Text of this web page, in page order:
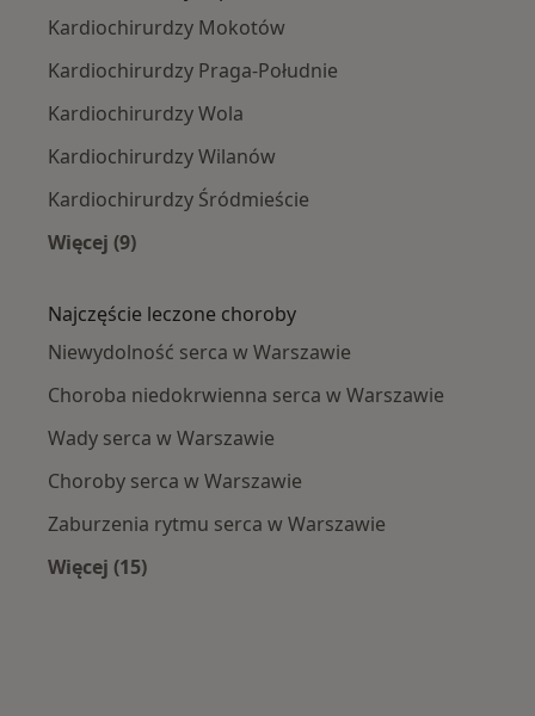
Kardiochirurdzy Mokotów
Kardiochirurdzy Praga-Południe
Kardiochirurdzy Wola
Kardiochirurdzy Wilanów
Kardiochirurdzy Śródmieście
Więcej (9)
Najczęście leczone choroby
Niewydolność serca w Warszawie
Choroba niedokrwienna serca w Warszawie
Wady serca w Warszawie
Choroby serca w Warszawie
Zaburzenia rytmu serca w Warszawie
Więcej (15)